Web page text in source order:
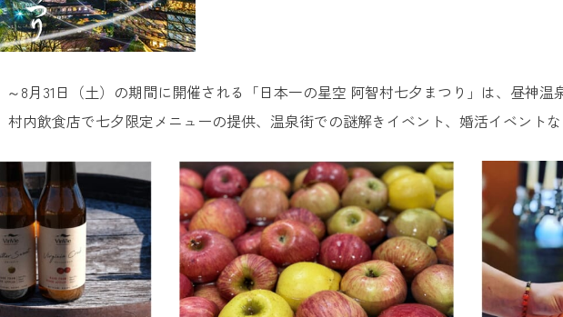
～8月31日（土）の期間に開催される「日本一の星空 阿智村七夕まつり」は、昼神
村内飲食店で七夕限定メニューの提供、温泉街での謎解きイベント、婚活イベント